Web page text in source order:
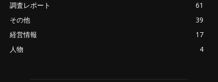
調査レポート
61
その他
39
経営情報
17
人物
4